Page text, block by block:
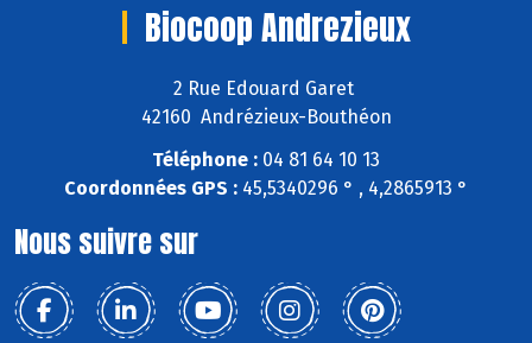
Biocoop Andrezieux
2 Rue Edouard Garet
42160 Andrézieux-Bouthéon
Téléphone : 04 81 64 10 13
Coordonnées GPS : 45,5340296 ° , 4,2865913 °
Nous suivre sur